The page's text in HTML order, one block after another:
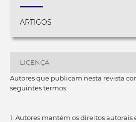
ARTIGOS
LICENÇA
Autores que publicam nesta revista
seguintes termos:
1. Autores mantém os direitos autorais